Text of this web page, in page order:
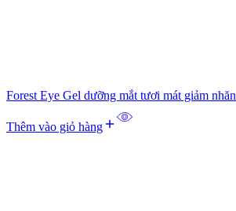
Forest Eye Gel dưỡng mắt tươi mát giảm nhăn
Thêm vào giỏ hàng